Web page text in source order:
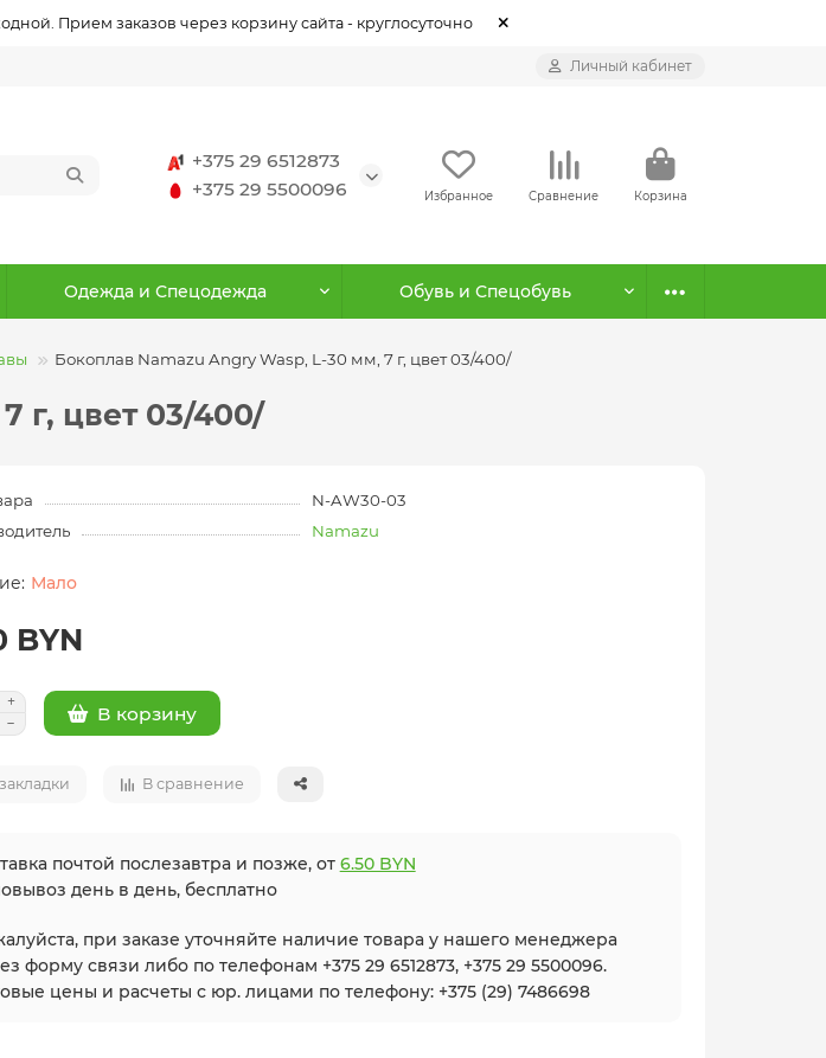
Прием заказов через корзину сайта - круглосуточно
Личный кабинет
+375 29 6512873
+375 29 5500096
Избранное Сравнение Корзина
Одежда и Спецодежда Обувь и Спецобувь
Бокоплав Namazu Angry Wasp, L-30 мм, 7 г, цвет 03/400/
г, цвет 03/400/
N-AW30-03
Namazu
Мало
BYN
В корзину
В сравнение
почтой послезавтра и позже, от 6.50 BYN
день в день, бесплатно
при заказе уточняйте наличие товара у нашего менеджера
форму связи либо по телефонам +375 29 6512873, +375 29 5500096.
цены и расчеты с юр. лицами по телефону: +375 (29) 7486698